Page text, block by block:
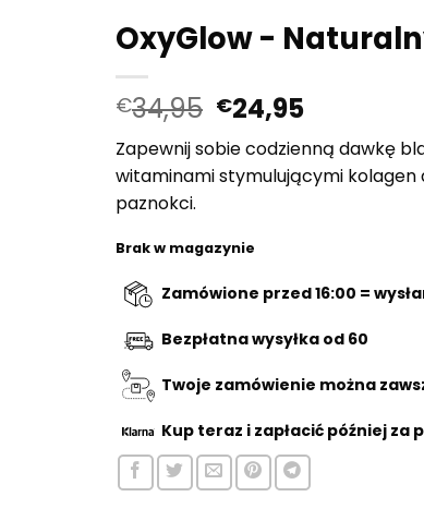
OxyGlow -
€34,95 Pierwotna
cena
wynosiła:
€34,95.
€24,95Aktualna
cena:
€24,95.
Zapewnij sobie codzienną dawkę
witaminami stymulującymi kolagen
paznokci.
Brak w magazynie
Zamówione przed 16:00 =
Bezpłatna wysyłka od 60
Twoje zamówienie można
Kup teraz i zapłacić później za